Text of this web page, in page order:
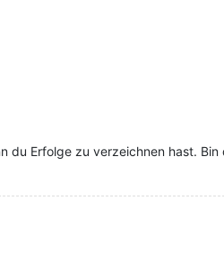
du Erfolge zu verzeichnen hast.